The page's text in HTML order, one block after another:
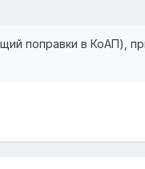
поправки в КоАП),